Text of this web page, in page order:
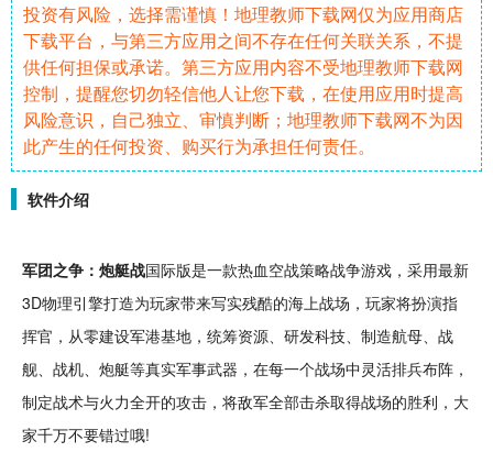
投资有风险，选择需谨慎！地理教师下载网仅为应用商店
下载平台，与第三方应用之间不存在任何关联关系，不提
供任何担保或承诺。第三方应用内容不受地理教师下载网
控制，提醒您切勿轻信他人让您下载，在使用应用时提高
风险意识，自己独立、审慎判断；地理教师下载网不为因
此产生的任何投资、购买行为承担任何责任。
软件介绍
军团之争：炮艇战国际版是一款热血空战策略战争游戏，采用最新
3D物理引擎打造为玩家带来写实残酷的海上战场 ，玩家将扮演指
挥官 ，从零建设军港基地 ，统筹资源、研发科技、 制造航母、 战
舰、战机、炮艇等真实军事武器 ，在每一个战场中灵活排兵布阵 ，
制定战术与火力全开的攻击，将敌军全部击杀取得战场的胜利，大
家千万不要错过哦!